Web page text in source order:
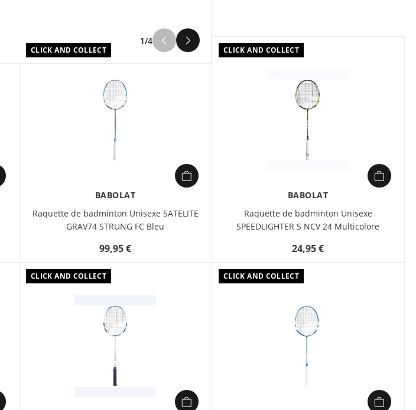
1/4
à prix attractif chez Sport 2000
CLICK AND COLLECT
BABOLAT
Raquette de badminton Unisexe SATELITE
GRAV74 STRUNG FC Bleu
99,95 €
CLICK AND COLLECT
BABOLAT
Raquette de badminton Unisexe
SPEEDLIGHTER S NCV 24 Multicolore
24,95 €
CLICK AND COLLECT CLICK AND COLLECT